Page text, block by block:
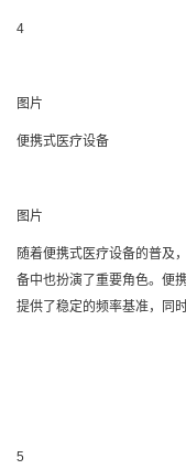
4
图片
便携式医疗设备
图片
随着便携式医疗设备的普及
备中也扮演了重要角色。便
提供了稳定的频率基准，同
5